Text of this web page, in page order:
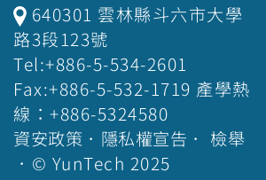
640301 雲林縣斗六市大學
路3段123號
Tel:+886-5-534-2601
Fax:+886-5-532-1719 產學熱
線：+886-5324580
資安政策 ． 隱私權宣告 ． 檢舉
．© YunTech 2025